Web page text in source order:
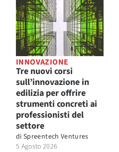
INNOVAZIONE
Tre nuovi corsi
sull’innovazione in
edilizia per offrire
strumenti concreti ai
professionisti del
settore
di Spreentech Ventures
5 Agosto 2026